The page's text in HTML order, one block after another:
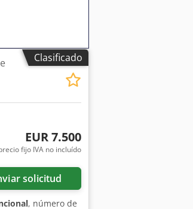
Clasificado
EUR 7.500
fijo IVA no incluído
solicitud
, número de